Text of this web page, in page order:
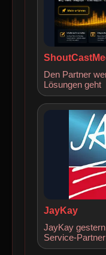
Den Partner
Lösungen geht
JayKay
JayKay
Service-